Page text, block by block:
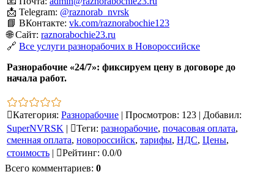
📩 Telegram: @raznorab_nvrsk
📘 ВКонтакте: vk.com/raznorabochie123
🌐 Сайт: raznorabochie23.ru
🔗 Все услуги разнорабочих в Новороссийске
Разнорабочие «24/7»: фиксируем цену в договоре до
начала работ.
Категория: Разнорабочие | Просмотров: 123 | Добавил:
SuperNVRSK | Теги: разнорабочие, почасовая оплата,
сменная оплата, новороссийск, тарифы, НДС, Цены,
стоимость | Рейтинг: 0.0/0
Всего комментариев: 0